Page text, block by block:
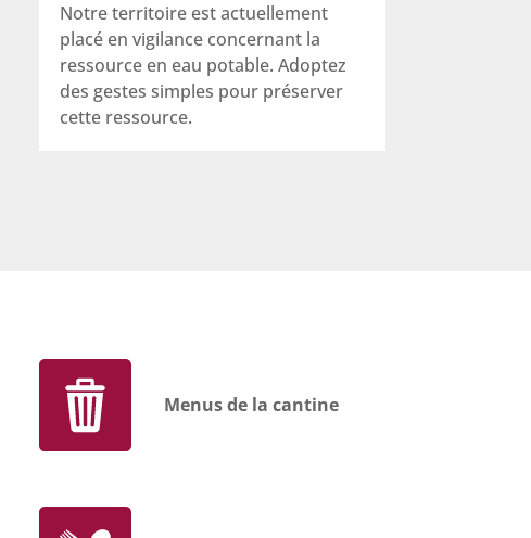
Notre territoire est actuellement
placé en vigilance concernant la
ressource en eau potable. Adoptez
des gestes simples pour préserver
cette ressource.
Menus de la cantine